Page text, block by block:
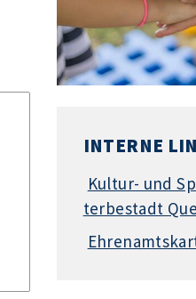
INTERNE
Kultur- und
terbestadt